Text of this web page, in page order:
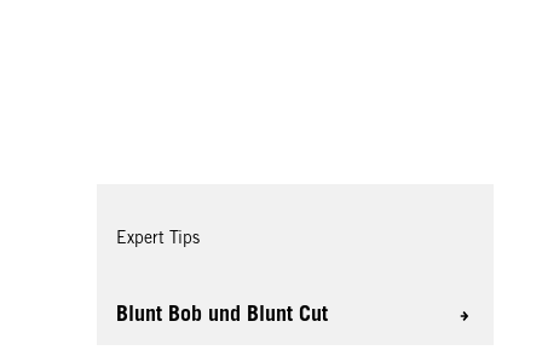
Expert Tips
Blunt Bob und Blunt Cut